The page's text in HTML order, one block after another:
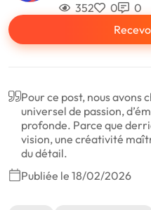
352 0
0
Pour ce post, nous avons
universel de passion,
profonde. Parce que
vision, une créativité
du détail.
Publiée le 18/02/2026